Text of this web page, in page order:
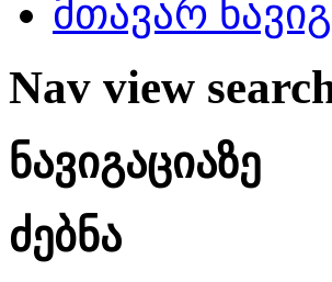
მთავარ
Nav view
ნავიგაციაზე
ძებნა